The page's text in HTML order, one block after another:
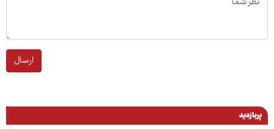
ارسال
پربازدید